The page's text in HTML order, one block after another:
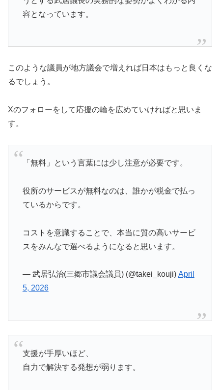
容となっています。
このような議員が地方議会で増えれば日本はもっと良くな
るでしょう。
Xのフォローをして応援の輪を広めていければと思いま
す。
「無料」という言葉には少し注意が必要です。
役所のサービスが無料なのは、誰かが税金で払っ
ているからです。
コストを意識することで、本当に質の高いサービ
スをみんなで選べるようになると思います。
— 武居弘治(三郷市議会議員) (@takei_kouji) April
5, 2026
支援が手厚いほど、
自力で解決する発想が弱ります。